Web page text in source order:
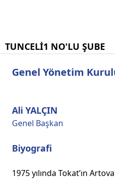
TUNCELİ1 NO'LU ŞUBE
Genel Yönetim
Ali YALÇIN
Genel Başkan
Biyografi
1975 yılında Tokat’ın